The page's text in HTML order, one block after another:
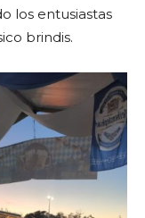
los entusiastas
brindis.